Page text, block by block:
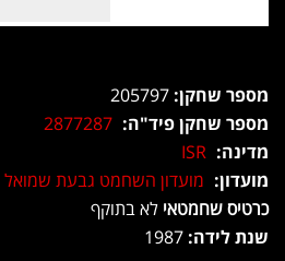
מספר שחקן:
מספר שחקן פיד"ה: 2877287
מדינה: ISR
מועדון: מועדון השחמט גבעת שמואל
כרטיס שחמטאי לא בתוקף
שנת לידה: